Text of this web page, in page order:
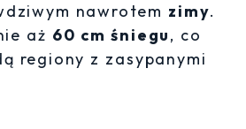
nawrotem zimy.
aż 60 cm śniegu, co
regiony z zasypanymi